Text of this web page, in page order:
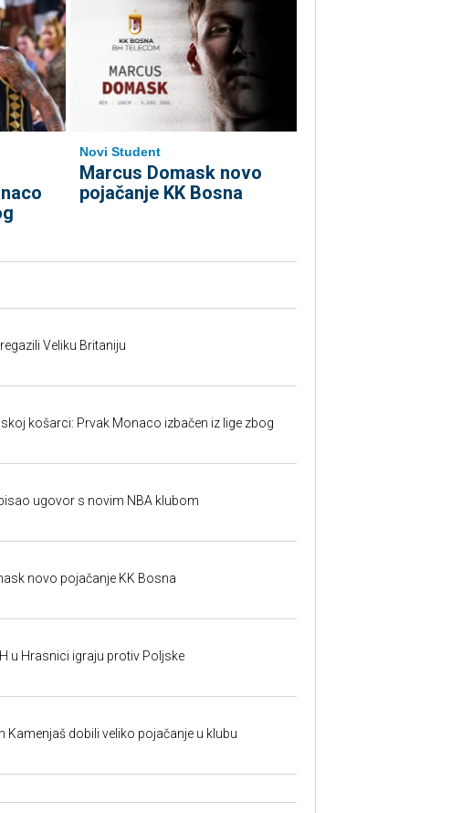
Novi Student
Marcus Domask novo
pojačanje KK Bosna
Veliku Britaniju
košarci: Prvak Monaco izbačen iz lige zbog
ugovor s novim NBA klubom
novo pojačanje KK Bosna
u Hrasnici igraju protiv Poljske
Kamenjaš dobili veliko pojačanje u klubu